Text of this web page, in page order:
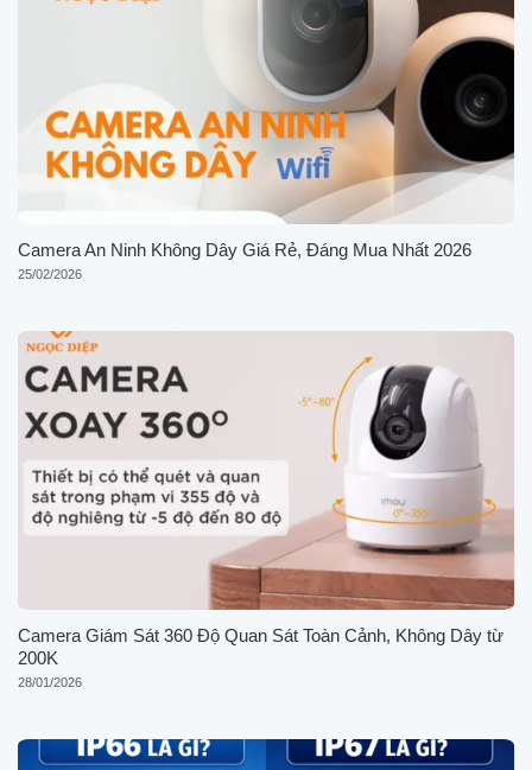
Camera An Ninh Không Dây Giá Rẻ, Đáng Mua Nhất 2026
25/02/2026
Camera Giám Sát 360 Độ Quan Sát Toàn Cảnh, Không Dây từ
200K
28/01/2026